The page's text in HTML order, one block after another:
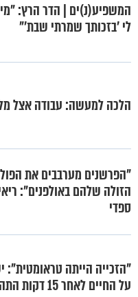
המשפיע(נ)ים | הדר הרץ:
לי 'בזכותך שמרתי שבת'"
הלכה למעשה: עבודה אצל
"הפרשנים מערבבים את
הזולה שלהם באולפנים":
ספדי
"הזכייה הייתה טראומטית":
על החיים לאחר 15 דקות התהילה